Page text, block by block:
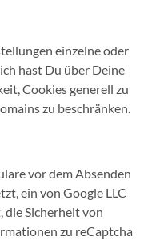
einzelne oder
hast Du über Deine
Cookies generell zu
zu beschränken.
vor dem Absenden
ein von Google LLC
Sicherheit von
zu reCaptcha